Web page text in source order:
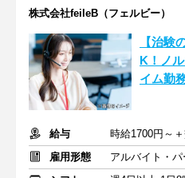
株式会社feileB（フェルビー）
【治験
K！ノ
イム勤
給与
時給1700円～
雇用形態
アルバイト・パ